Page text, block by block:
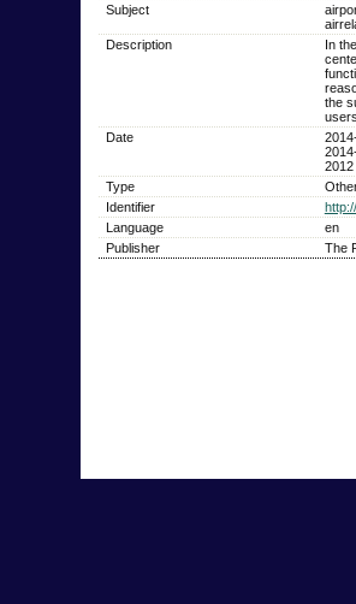
Subject
Description
In
the
users.
Date
2012
Type
Identifier
Language
en
Publisher
The